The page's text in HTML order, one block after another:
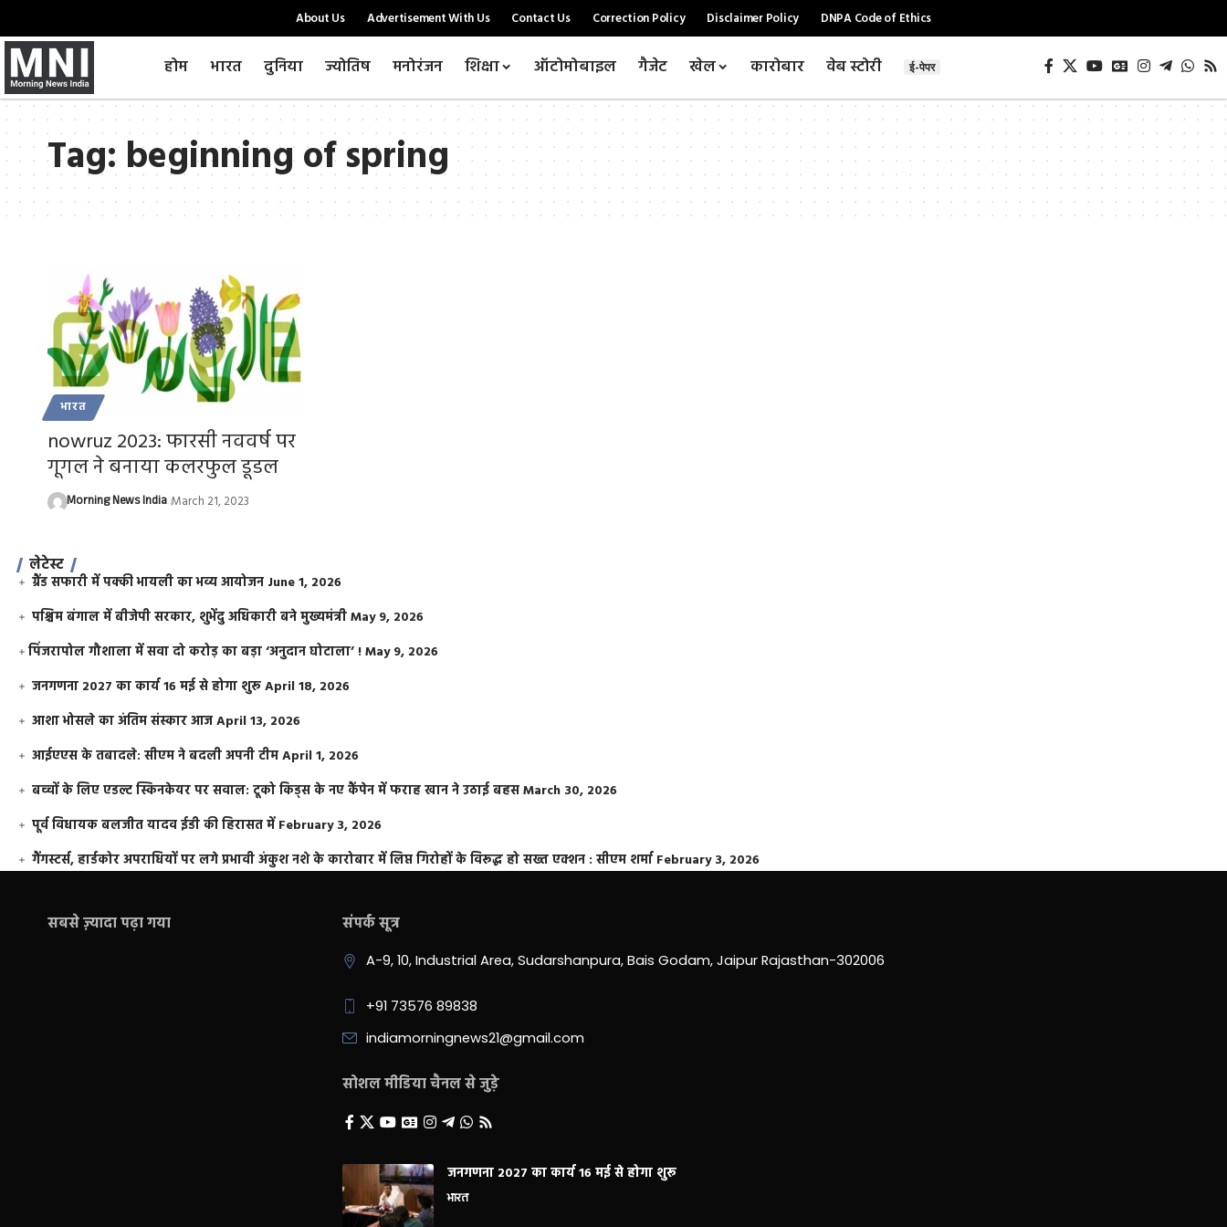
About Us Advertisement With Us Contact Us Correction Policy Disclaimer Policy DNPA Code of Ethics
होम भारत दुनिया ज्योतिष मनोरंजन शिक्षा ऑटोमोबाइल गैजेट खेल कारोबार वेब स्टोरी ई-पेपर
Tag:beginning of spring
भारत
nowruz 2023: फारसी नववर्ष पर
गूगल ने बनाया कलरफुल डूडल
Morning News India March 21, 2023
लेटेस्ट
ग्रैंड सफारी में पक्की भायली का भव्य आयोजन June 1, 2026
पश्चिम बंगाल में बीजेपी सरकार, शुभेंदु अधिकारी बने मुख्यमंत्रीMay 9, 2026
​पिंजरापोल गौशाला में सवा दो करोड़ का बड़ा ‘अनुदान घोटाला’ !May 9, 2026
जनगणना 2027 का कार्य 16 मई से होगा शुरूApril 18, 2026
आशा भोसले का अंतिम संस्कार आजApril 13, 2026
आईएएस के तबादले: सीएम ने बदली अपनी टीमApril 1, 2026
बच्चों के लिए एडल्ट स्किनकेयर पर सवाल: टूको किड्स के नए कैंपेन में फराह खान ने उठाई बहसMarch 30, 2026
पूर्व विधायक बलजीत यादव ईडी की हिरासत में February 3, 2026
गैंगस्टर्स, हार्डकोर अपराधियों पर लगे प्रभावी अंकुश नशे के कारोबार में लिप्त गिरोहों के विरूद्ध हो सख्त एक्शन : सीएम शर्मा February 3, 2026
सबसे ज़्यादा पढ़ा गया संपर्क सूत्र
A-9, 10, Industrial Area, Sudarshanpura, Bais Godam, Jaipur Rajasthan-302006
+91 73576 89838
indiamorningnews21@gmail.com
सोशल मीडिया चैनल से जुड़े
जनगणना 2027 का कार्य 16 मई से होगा शुरू
भारत